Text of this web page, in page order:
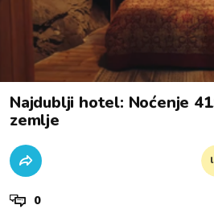
Najdublji hotel: Noćenje
zemlje
0